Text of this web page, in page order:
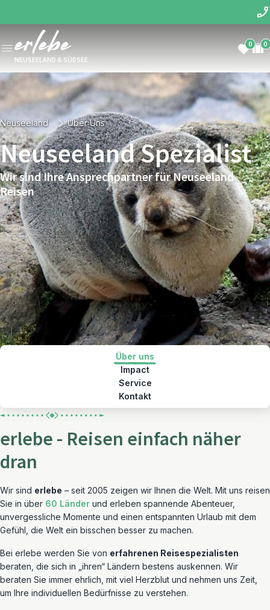
NEUSEELAND & SÜDSEE
0 0
Neuseeland Über Uns
Neuseeland Spezialist
Wir sind Ihre Ansprechpartner für Neuseeland
Reisen
Über uns
Impact
Service
Kontakt
erlebe - Reisen einfach näher
dran
Wir sind erlebe – seit 2005 zeigen wir Ihnen die Welt. Mit uns reisen
Sie in über 60 Länder und erleben spannende Abenteuer,
unvergessliche Momente und einen entspannten Urlaub mit dem
Gefühl, die Welt ein bisschen besser zu machen.
Bei erlebe werden Sie von erfahrenen Reisespezialisten
beraten, die sich in „ihren“ Ländern bestens auskennen. Wir
beraten Sie immer ehrlich, mit viel Herzblut und nehmen uns Zeit,
um Ihre individuellen Bedürfnisse zu verstehen.